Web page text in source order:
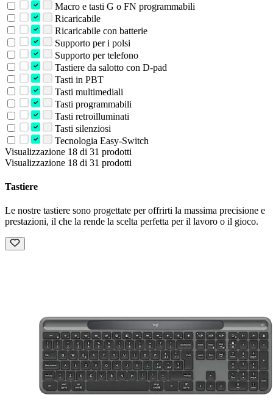
Macro e tasti G o FN programmabili
Ricaricabile
Ricaricabile con batterie
Supporto per i polsi
Supporto per telefono
Tastiere da salotto con D-pad
Tasti in PBT
Tasti multimediali
Tasti programmabili
Tasti retroilluminati
Tasti silenziosi
Tecnologia Easy-Switch
Visualizzazione 18 di 31 prodotti
Visualizzazione 18 di 31 prodotti
Tastiere
Le nostre tastiere sono progettate per offrirti la massima precisione e
prestazioni, il che la rende la scelta perfetta per il lavoro o il gioco.